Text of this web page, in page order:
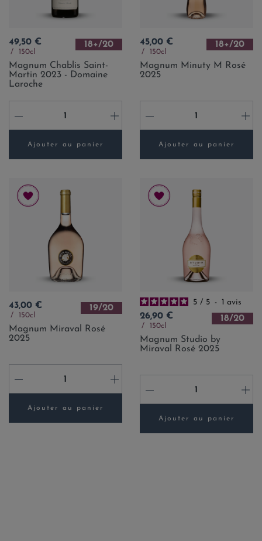
Prix
49,50 €
150cl
18+/20
Magnum Chablis Saint-
Martin 2023 - Domaine
Laroche
- +
Ajouter au panier
Prix
45,00 €
150cl
18+/20
Magnum Minuty M Rosé
2025
- +
Ajouter au panier
Prix
43,00 €
150cl
19/20
Magnum Miraval Rosé
2025
- +
Ajouter au panier
5 / 5 - 1 avis
Prix
26,90 €
150cl
18/20
Magnum Studio by
Miraval Rosé 2025
- +
Ajouter au panier